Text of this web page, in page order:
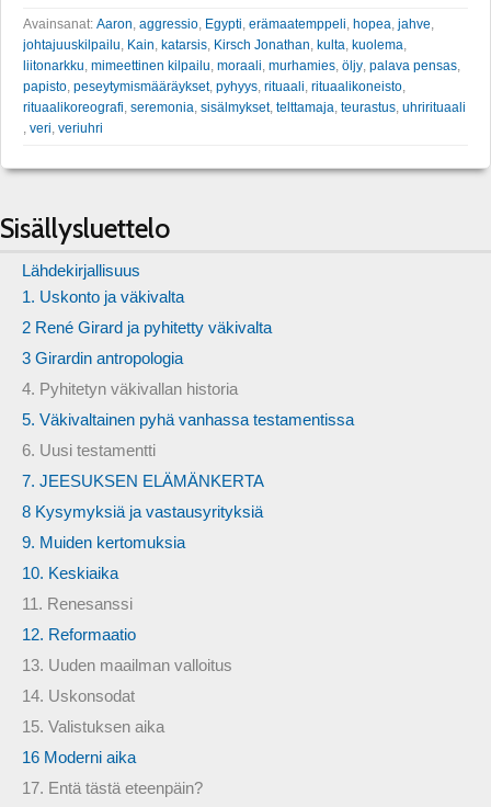
Avainsanat: Aaron aggressio Egypti erämaatemppeli hopea jahve
johtajuuskilpailu Kain katarsis Kirsch Jonathan kulta kuolema
liitonarkku mimeettinen kilpailu moraali murhamies öljy palava pensas
papisto peseytymismääräykset, pyhyys rituaali rituaalikoneisto
rituaalikoreografi seremonia sisälmykset, telttamaja teurastus uhrirituaali
veri veriuhri
Sisällysluettelo
Lähdekirjallisuus
1. Uskonto ja väkivalta
2 René Girard ja pyhitetty väkivalta
3 Girardin antropologia
4. Pyhitetyn väkivallan historia
5. Väkivaltainen pyhä vanhassa testamentissa
6. Uusi testamentti
7. JEESUKSEN ELÄMÄNKERTA
8 Kysymyksiä ja vastausyrityksiä
9. Muiden kertomuksia
10. Keskiaika
11. Renesanssi
12. Reformaatio
13. Uuden maailman valloitus
14. Uskonsodat
15. Valistuksen aika
16 Moderni aika
17. Entä tästä eteenpäin?